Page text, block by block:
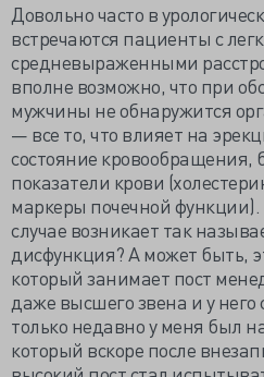
Довольно часто в
встречаются пациенты с
средневыраженными
вполне возможно, что при
мужчины не обнаружится
— все то, что влияет на
состояние кровообращения,
показатели крови
маркеры почечной функции).
случае возникает так
дисфункция? А может быть,
который занимает пост
даже высшего звена и у него
только недавно у меня был
который вскоре после